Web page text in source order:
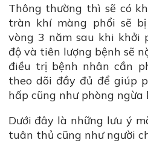
Thông thường thì sẽ có
tràn khí màng phổi sẽ
vòng 3 năm sau khi khởi
độ và tiên lượng bệnh sẽ
điều trị bệnh nhân cần
theo dõi đầy đủ để giúp
hấp cũng như phòng
Dưới đây là những lưu ý
tuân thủ cũng như người